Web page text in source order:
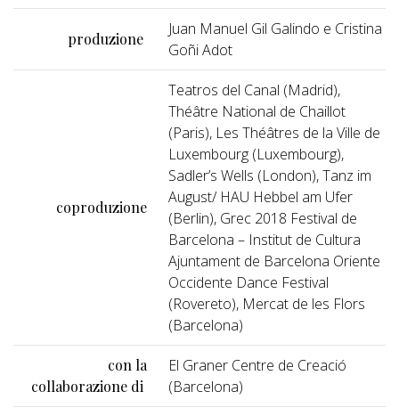
produzione
Juan Manuel Gil Galindo e Cristina
Goñi Adot
coproduzione
Teatros del Canal (Madrid),
Théâtre National de Chaillot
(Paris), Les Théâtres de la Ville de
Luxembourg (Luxembourg),
Sadler’s Wells (London), Tanz im
August/ HAU Hebbel am Ufer
(Berlin), Grec 2018 Festival de
Barcelona – Institut de Cultura
Ajuntament de Barcelona Oriente
Occidente Dance Festival
(Rovereto), Mercat de les Flors
(Barcelona)
con la
collaborazione di
El Graner Centre de Creació
(Barcelona)